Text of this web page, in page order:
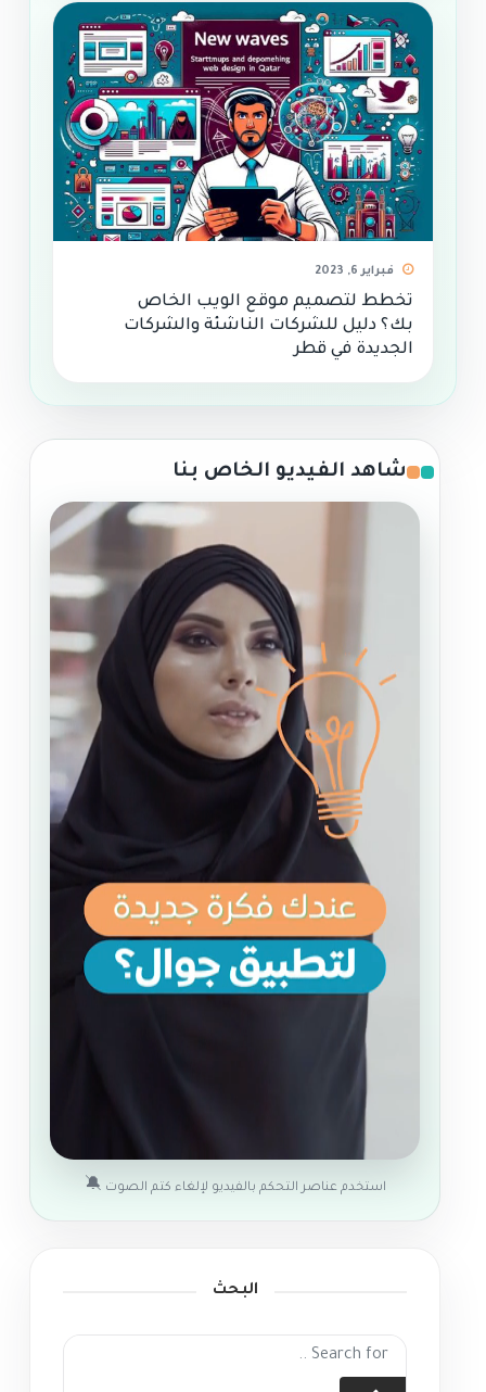
فبراير 6, 2023
تخطط لتصميم موقع الويب الخاص
بك؟ دليل للشركات الناشئة والشركات
الجديدة في قطر
شاهد الفيديو الخاص بنا
استخدم عناصر التحكم بالفيديو لإلغاء كتم الصوت 🔕
البحث